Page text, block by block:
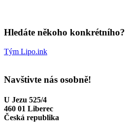
Hledáte někoho konkrétního?
Tým Lipo.ink
Navštivte nás osobně!
U Jezu 525/4
460 01 Liberec
Česká republika